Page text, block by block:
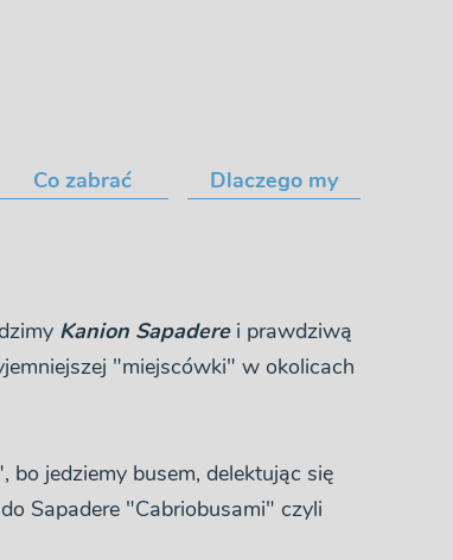
Co zabrać Dlaczego my
Kanion Sapaderei prawdziwą
"miejscówki" w okolicach
jedziemy busem, delektując się
Sapadere "Cabriobusami" czyli